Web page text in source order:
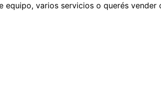
equipo, varios servicios o querés vender